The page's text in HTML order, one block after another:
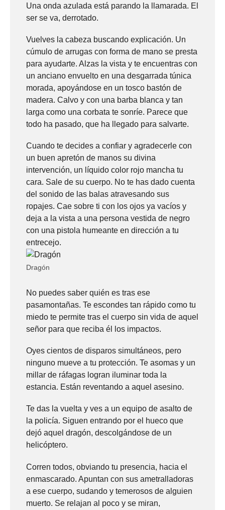
Dragón
Una onda azulada está parando la llamarada. El
ser se va, derrotado.
Vuelves la cabeza buscando explicación. Un
cúmulo de arrugas con forma de mano se presta
para ayudarte. Alzas la vista y te encuentras con
un anciano envuelto en una desgarrada túnica
morada, apoyándose en un tosco bastón de
madera. Calvo y con una barba blanca y tan
larga como una corbata te sonríe. Parece que
todo ha pasado, que ha llegado para salvarte.
Cuando te decides a confiar y agradecerle con
un buen apretón de manos su divina
intervención, un líquido color rojo mancha tu
cara. Sale de su cuerpo. No te has dado cuenta
del sonido de las balas atravesando sus
ropajes. Cae sobre ti con los ojos ya vacíos y
deja a la vista a una persona vestida de negro
con una pistola humeante en dirección a tu
entrecejo.
No puedes saber quién es tras ese
pasamontañas. Te escondes tan rápido como tu
miedo te permite tras el cuerpo sin vida de aquel
señor para que reciba él los impactos.
Oyes cientos de disparos simultáneos, pero
ninguno mueve a tu protección. Te asomas y un
millar de ráfagas logran iluminar toda la
estancia. Están reventando a aquel asesino.
Te das la vuelta y ves a un equipo de asalto de
la policía. Siguen entrando por el hueco que
dejó aquel dragón, descolgándose de un
helicóptero.
Corren todos, obviando tu presencia, hacia el
enmascarado. Apuntan con sus ametralladoras
a ese cuerpo, sudando y temerosos de alguien
muerto. Se relajan al poco y se miran,